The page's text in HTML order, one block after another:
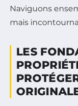
Naviguons
mais
LES